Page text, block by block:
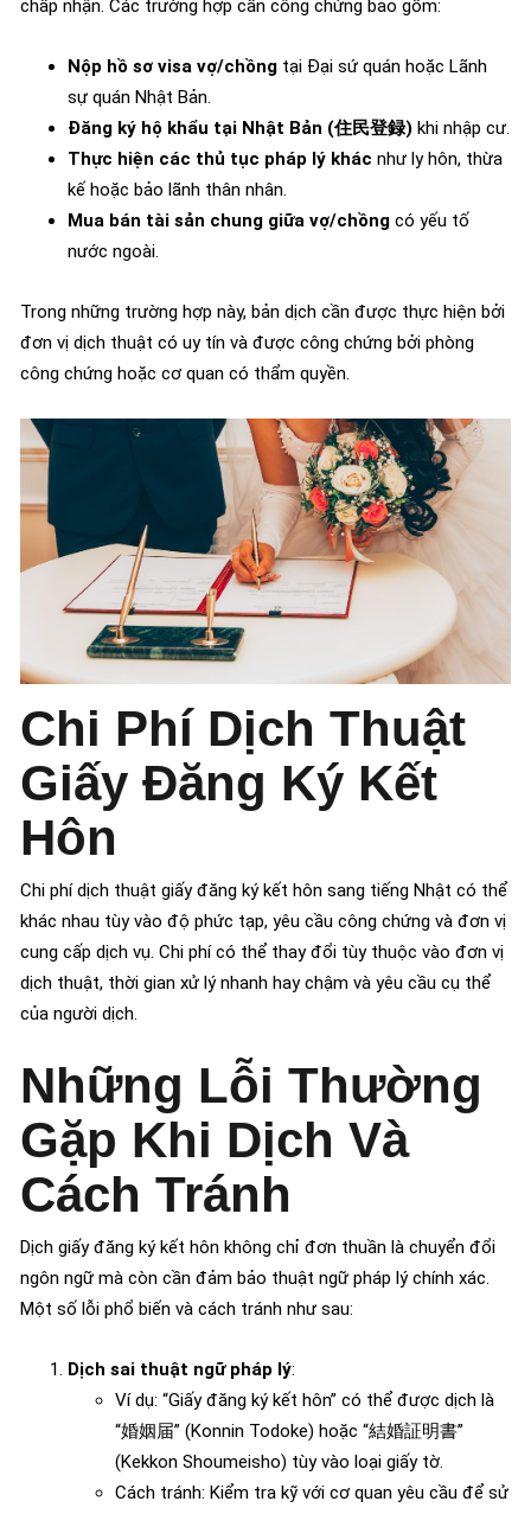
chấp nhận. Các trường hợp cần công chứng bao gồm:
Nộp hồ sơ visa vợ/chồng tại Đại sứ quán hoặc Lãnh
sự quán Nhật Bản.
Đăng ký hộ khẩu tại Nhật Bản (住民登録) khi nhập cư.
Thực hiện các thủ tục pháp lý khác như ly hôn, thừa
kế hoặc bảo lãnh thân nhân.
Mua bán tài sản chung giữa vợ/chồng có yếu tố
nước ngoài.
Trong những trường hợp này, bản dịch cần được thực hiện bởi
đơn vị dịch thuật có uy tín và được công chứng bởi phòng
công chứng hoặc cơ quan có thẩm quyền.
Chi Phí Dịch Thuật
Giấy Đăng Ký Kết
Hôn
Chi phí dịch thuật giấy đăng ký kết hôn sang tiếng Nhật có thể
khác nhau tùy vào độ phức tạp, yêu cầu công chứng và đơn vị
cung cấp dịch vụ. Chi phí có thể thay đổi tùy thuộc vào đơn vị
dịch thuật, thời gian xử lý nhanh hay chậm và yêu cầu cụ thể
của người dịch.
Những Lỗi Thường
Gặp Khi Dịch Và
Cách Tránh
Dịch giấy đăng ký kết hôn không chỉ đơn thuần là chuyển đổi
ngôn ngữ mà còn cần đảm bảo thuật ngữ pháp lý chính xác.
Một số lỗi phổ biến và cách tránh như sau:
Dịch sai thuật ngữ pháp lý:
Ví dụ: “Giấy đăng ký kết hôn” có thể được dịch là
“婚姻届” (Konnin Todoke) hoặc “結婚証明書”
(Kekkon Shoumeisho) tùy vào loại giấy tờ.
Cách tránh: Kiểm tra kỹ với cơ quan yêu cầu để sử